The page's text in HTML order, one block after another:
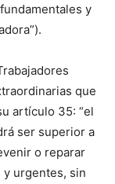
y
que
artículo 35: “el
ser superior a
o reparar
urgentes, sin